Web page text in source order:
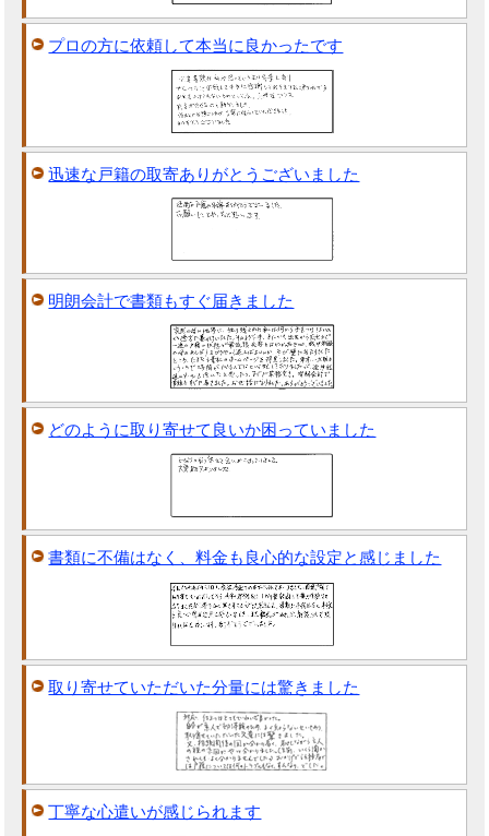
プロの方に依頼して本当に良かったです
迅速な戸籍の取寄ありがとうございました
明朗会計で書類もすぐ届きました
どのように取り寄せて良いか困っていました
書類に不備はなく、料金も良心的な設定と感じました
取り寄せていただいた分量には驚きました
丁寧な心遣いが感じられます